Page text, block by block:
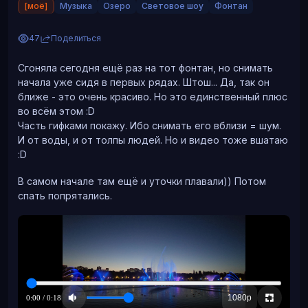
Это помолвочные кольца, то есть каст паяется к
передачи на другую точку производственного цикла-
закрепке камней. Лично я начинала не то, чтобы с
похожих- а вот прям их делала. Ностальгия взяла- не
передать.
Принесла вам еще показать серьги пуссеты. Или
гвоздики их еще называют:
Каст и закрутка литьевые, к касту паяется проволока
далее все обрабытывается шкурками и борами. Нюанс
соединение. Резьбу нарезают также вручную.
Стандартный размер проволоки под пуссеты- 1.2мм.
Это значит, что закрутку сверлю 1.0 мм, метчик 1.2 мм
(сама резьба 0.2 получается).Плашка 1.2 мм.
Вдалеке виден город и слышен шум машин со МКАД
[моё] Музыка Озеро Световое шоу Фонтан
47 Поделиться
Сгоняла сегодня ещё раз на тот фонтан, но снимать
начала уже сидя в первых рядах. Штош... Да, так он
ближе - это очень красиво. Но это единственный плюс
во всём этом :D
Часть гифками покажу. Ибо снимать его вблизи = шум.
И от воды, и от толпы людей. Но и видео тоже вшатаю
:D
В самом начале там ещё и уточки плавали)) Потом
спать попрятались.